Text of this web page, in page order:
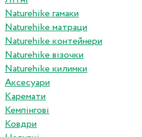
Naturehike гамаки
Naturehike матраци
Naturehike контейнери
Naturehike візочки
Naturehike килимки
Аксесуари
Каремати
Кемпінгові
Ковдри